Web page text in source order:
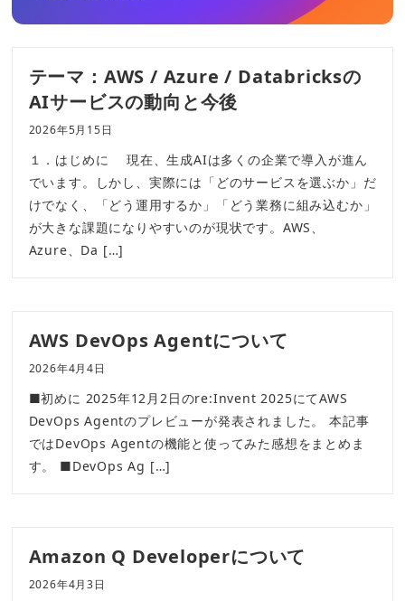
テーマ：AWS / Azure / Databricksの
AIサービスの動向と今後
2026年5月15日
１．はじめに 現在、生成AIは多くの企業で導入が進ん
でいます。しかし、実際には「どのサービスを選ぶか」だ
けでなく、「どう運用するか」「どう業務に組み込むか」
が大きな課題になりやすいのが現状です。AWS、
Azure、Da […]
AWS DevOps Agentについて
2026年4月4日
■初めに 2025年12月2日のre:Invent 2025にてAWS
DevOps Agentのプレビューが発表されました。 本記事
ではDevOps Agentの機能と使ってみた感想をまとめま
す。 ■DevOps Ag […]
Amazon Q Developerについて
2026年4月3日